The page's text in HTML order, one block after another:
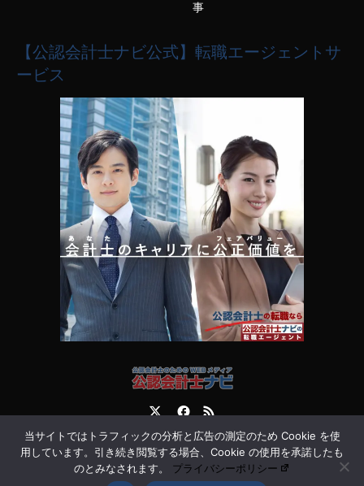
事
【公認会計士ナビ公式】転職エージェントサ
ービス
運営会社 お問合せ
当サイトではトラフィックの分析と広告の測定のため Cookie を使
用しています。引き続き閲覧する場合、Cookie の使用を承諾したも
のとみなされます。 プライバシーポリシー